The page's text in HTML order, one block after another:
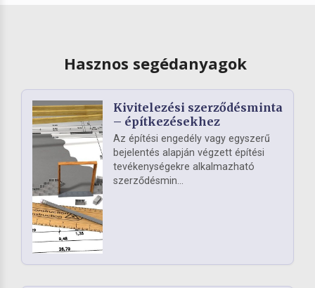
Hasznos segédanyagok
Kivitelezési szerződésminta
– építkezésekhez
Az építési engedély vagy egyszerű
bejelentés alapján végzett építési
tevékenységekre alkalmazható
szerződésmin...